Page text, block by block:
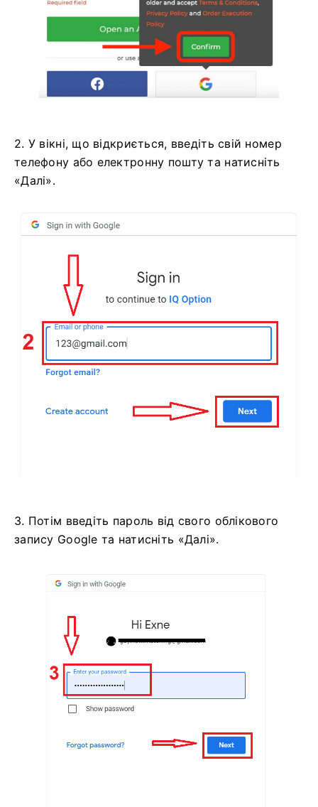
2. У вікні, що відкриється, введіть свій номер
телефону або електронну пошту та натисніть
«Далі».
3. Потім введіть пароль від свого облікового
запису Google та натисніть «Далі».